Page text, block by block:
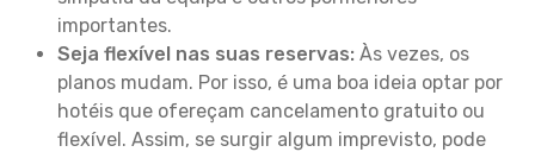
importantes.
Seja flexível nas suas reservas: Às vezes, os
planos mudam. Por isso, é uma boa ideia optar por
hotéis que ofereçam cancelamento gratuito ou
flexível. Assim, se surgir algum imprevisto, pode